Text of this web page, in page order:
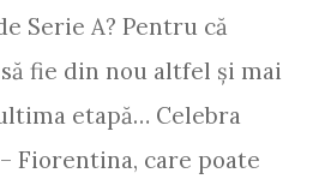
Serie A? Pentru că
fie din nou altfel și mai
etapă… Celebra
Fiorentina, care poate